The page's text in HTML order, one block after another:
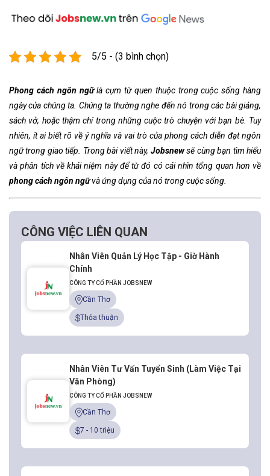
5/5 - (3 bình chọn)
Phong cách ngôn ngữlà cụm từ quen thuộc trong cuộc sống hàng
ngày của chúng ta. Chúng ta thường nghe đến nó trong các bài giảng,
sách vở, hoặc thậm chí trong những cuộc trò chuyện với bạn bè. Tuy
nhiên, ít ai biết rõ về ý nghĩa và vai trò của phong cách diễn đạt ngôn
ngữtrong giao tiếp. Trong bài viết này, Jobsnewsẽ cùng bạn tìm hiểu
và phân tích về khái niệm này để từ đó có cái nhìn tổng quan hơn về
phong cách ngôn ngữvà ứng dụng của nó trong cuộc sống.
CÔNG VIỆC LIÊN QUAN
Nhân Viên Quản Lý Học Tập - Giờ Hành
Chính
CÔNG TY CỔ PHẦN JOBSNEW
Cần Thơ
Thỏa thuận
Nhân Viên Tư Vấn Tuyển Sinh (Làm Việc Tại
Văn Phòng)
CÔNG TY CỔ PHẦN JOBSNEW
Cần Thơ
7 - 10 triệu